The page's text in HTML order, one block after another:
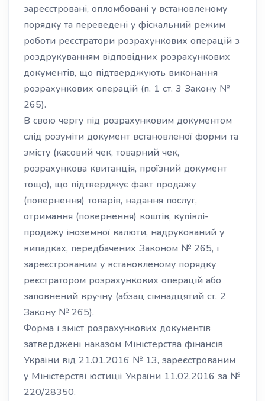
зареєстровані, опломбовані у встановленому
порядку та переведені у фіскальний режим
роботи реєстратори розрахункових операцій з
роздрукуванням відповідних розрахункових
документів, що підтверджують виконання
розрахункових операцій (п. 1 ст. 3 Закону №
265).
В свою чергу під розрахунковим документом
слід розуміти документ встановленої форми та
змісту (касовий чек, товарний чек,
розрахункова квитанція, проїзний документ
тощо), що підтверджує факт продажу
(повернення) товарів, надання послуг,
отримання (повернення) коштів, купівлі-
продажу іноземної валюти, надрукований у
випадках, передбачених Законом № 265, і
зареєстрованим у встановленому порядку
реєстратором розрахункових операцій або
заповнений вручну (абзац сімнадцятий ст. 2
Закону № 265).
Форма і зміст розрахункових документів
затверджені наказом Міністерства фінансів
України від 21.01.2016 № 13, зареєстрованим
у Міністерстві юстиції України 11.02.2016 за №
220/28350.